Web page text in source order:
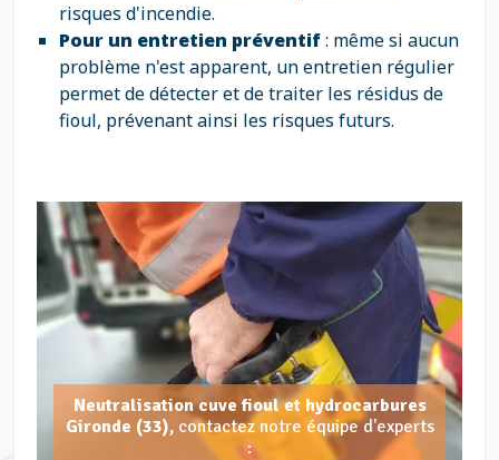
risques d'incendie.
Pour un entretien préventif: même si aucun
problème n'est apparent, un entretien régulier
permet de détecter et de traiter les résidus de
fioul, prévenant ainsi les risques futurs.
Neutralisation cuve fioul et hydrocarbures
Gironde (33), contactez notre équipe d'experts
: